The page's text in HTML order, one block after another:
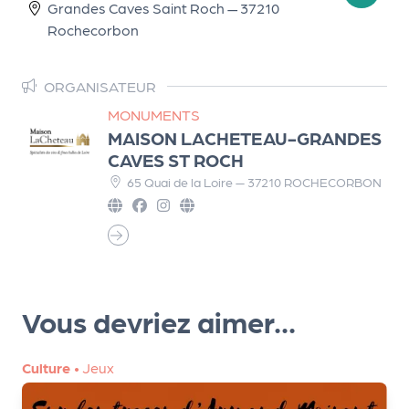
Grandes Caves Saint Roch — 37210
Rochecorbon
ORGANISATEUR
MONUMENTS
MAISON LACHETEAU-GRANDES
CAVES ST ROCH
65 Quai de la Loire — 37210 ROCHECORBON
Vous devriez aimer...
Culture • Jeux
n
t
u
r
d
s
p